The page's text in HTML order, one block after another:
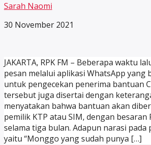
Sarah Naomi
30 November 2021
JAKARTA, RPK FM – Beberapa waktu
pesan melalui aplikasi WhatsApp yang
untuk pengecekan penerima bantuan
tersebut juga disertai dengan
menyatakan bahwa bantuan akan
pemilik KTP atau SIM, dengan besaran
selama tiga bulan. Adapun narasi pada
yaitu “Monggo yang sudah punya […]